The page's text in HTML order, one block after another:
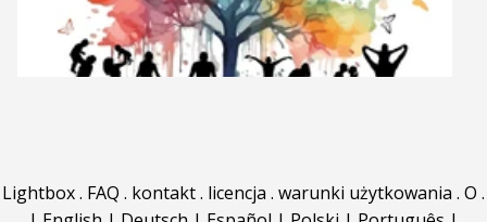
Lightbox. FAQ . kontakt. licencja . warunki użytkowania . O .